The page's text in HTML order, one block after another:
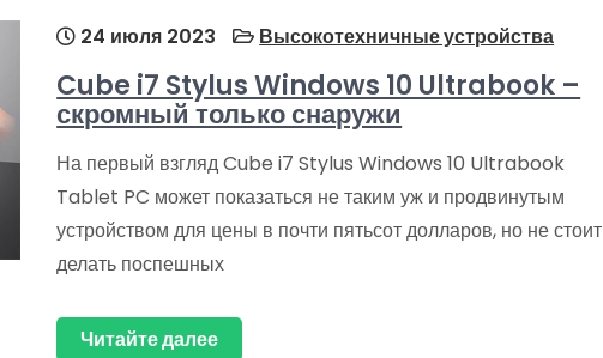
24 июля 2023 Высокотехничные устройства
Cube i7 Stylus Windows 10 Ultrabook –
скромный только снаружи
На первый взгляд Cube i7 Stylus Windows 10 Ultrabook
Tablet PC может показаться не таким уж и продвинутым
устройством для цены в почти пятьсот долларов, но не стоит
делать поспешных
Читайте далее